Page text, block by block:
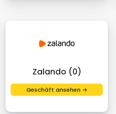
Zalando (0)
Geschäft ansehen →